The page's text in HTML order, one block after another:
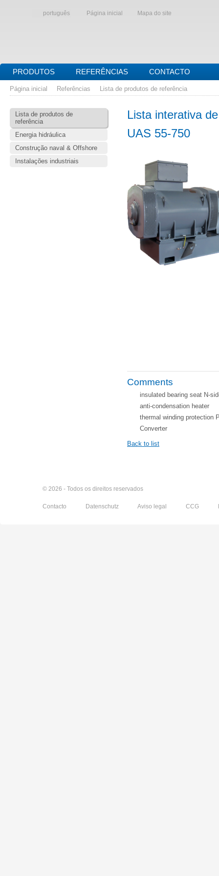
português Página inicial Mapa do site
PRODUTOS REFERÊNCIAS CONTACTO
Página inicial Referências Lista de produtos de referência
Lista de produtos de
referência
Energia hidráulica
Construção naval & Offshore
Instalações industriais
Lista interativa
UAS 55-750
Comments
insulated bearing seat N-
anti-condensation heater
thermal winding protection
Converter
Back to list
© 2026 - Todos os direitos reservados
Contacto Datenschutz Aviso legal CCG